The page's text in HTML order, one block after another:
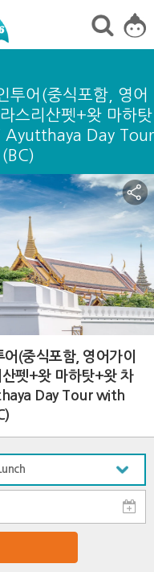
투어(중식포함, 영어
스리산펫+왓 마하탓
Ayutthaya Day Tour
(중식포함, 영어가이
펫+왓 마하탓+왓 차
Day Tour with